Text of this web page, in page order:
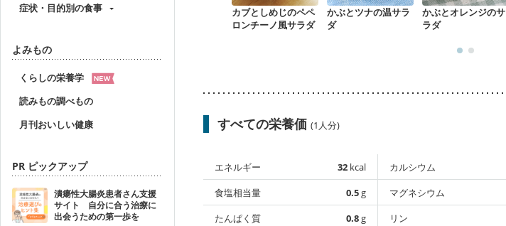
症状・目的別の食事
よみもの
くらしの栄養学
読みもの調べもの
月刊おいしい健康
PR ピックアップ
潰瘍性大腸炎患者さん支援
サイト 自分に合う治療に
出会うための第一歩を
カブとしめじのペペ
ロンチーノ風サラダ
かぶとツナの温サラ
ダ
かぶとオレンジのサ
ラダ
すべての栄養価 (1人分)
エネルギー 32 kcal
食塩相当量
0.5g
たんぱく質
0.8g
カルシウム
マグネシウム
リン